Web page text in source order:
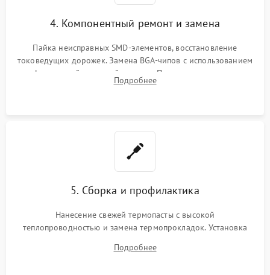
4. Компонентный ремонт и замена
Пайка неисправных SMD-элементов, восстановление
токоведущих дорожек. Замена BGA-чипов с использованием
инфракрасной паяльной станции. Прошивка микросхемы
BIOS или замена поврежденных портов USB
Подробнее
5. Сборка и профилактика
Нанесение свежей термопасты с высокой
теплопроводностью и замена термопрокладок. Установка
шлейфов, модулей памяти и накопителей. Предварительная
Подробнее